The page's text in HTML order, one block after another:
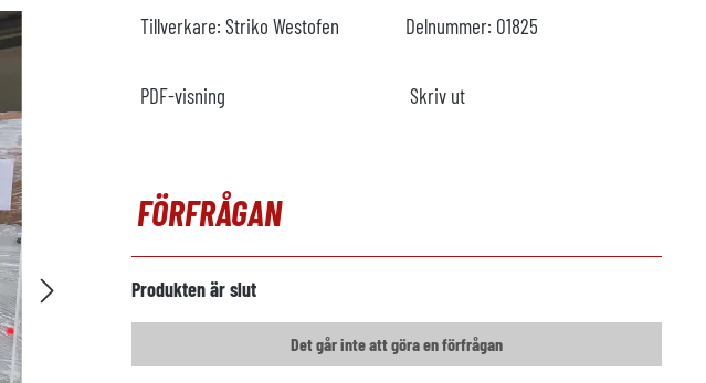
Tillverkare: Striko Westofen Delnummer: O1825
PDF-visning Skriv ut
FÖRFRÅGAN
Produkten är slut
Det går inte att göra en förfrågan